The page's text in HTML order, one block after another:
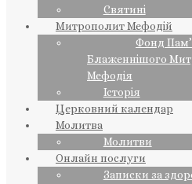
Святині
Митрополит Мефодій
Фонд
Блаженнішого
Мефодія
Історія
Церковний календар
Молитва
Молитви
Онлайн послуги
Записки за